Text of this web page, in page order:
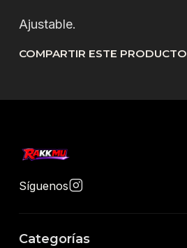
Ajustable.
COMPARTIR ESTE PRODUCTO
Síguenos
Categorías